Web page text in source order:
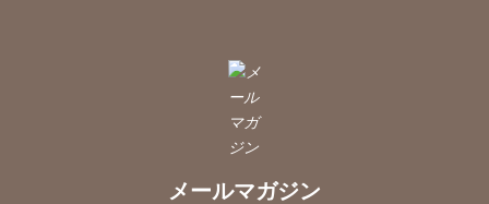
メールマガジン